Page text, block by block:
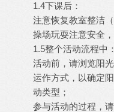
1.4下课后：
注意恢复教室整洁
操场玩耍注意安全
1.5整个活动流程中：
活动前，请浏览阳
运作方式，以确定
动类型；
参与活动的过程，